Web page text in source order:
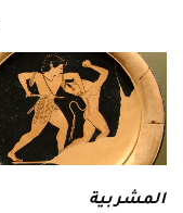
المشربية